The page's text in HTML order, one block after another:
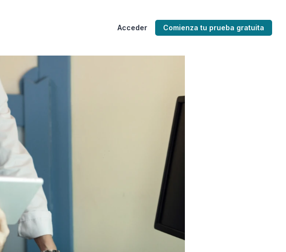
Acceder Comienza tu prueba gratuita